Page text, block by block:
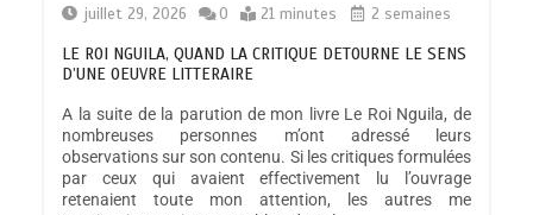
juillet 29, 2026
0 21 minutes 2 semaines
LE ROI NGUILA, QUAND LA CRITIQUE DETOURNE LE SENS
D’UNE OEUVRE LITTERAIRE
A la suite de la parution de mon livre Le Roi Nguila, de
nombreuses personnes m’ont adressé leurs
observations sur son contenu. Si les critiques formulées
par ceux qui avaient effectivement lu l’ouvrage
retenaient toute mon attention, les autres me